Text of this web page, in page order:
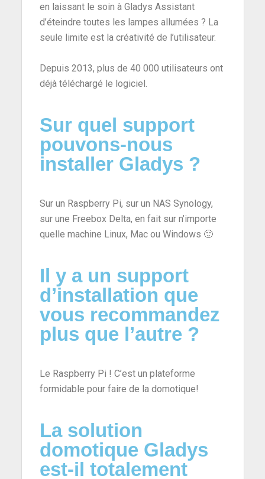
en laissant le soin à Gladys Assistant
d’éteindre toutes les lampes allumées ? La
seule limite est la créativité de l’utilisateur.
Depuis 2013, plus de 40 000 utilisateurs ont
déjà téléchargé le logiciel.
Sur quel support
pouvons-nous
installer Gladys ?
Sur un Raspberry Pi, sur un NAS Synology,
sur une Freebox Delta, en fait sur n’importe
quelle machine Linux, Mac ou Windows 🙂
Il y a un support
d’installation que
vous recommandez
plus que l’autre ?
Le Raspberry Pi ! C’est un plateforme
formidable pour faire de la domotique!
La solution
domotique Gladys
est-il totalement